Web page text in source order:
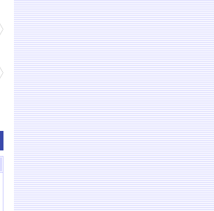
商品
仕様